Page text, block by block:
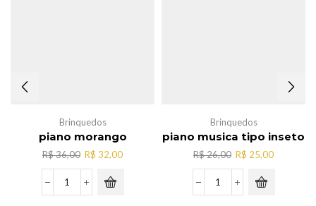
Brinquedos
piano morango
R$36,00 O
preço
original
era:
R$ 32,00O
piano
Brinquedos
piano musica tipo inseto
R$26,00 O
preço
original
era:
R$ 25,00O
piano